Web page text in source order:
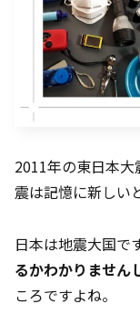
2011年の東日本
震は記憶に新しい
日本は地震大国で
るかわかりません
ころですよね。